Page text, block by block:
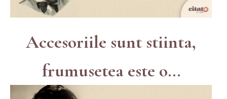
Accesoriile sunt stiinta,
frumusetea este o...